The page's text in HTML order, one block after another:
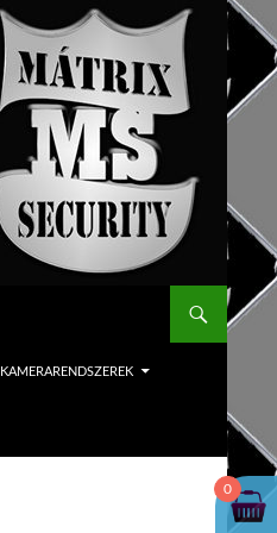
KAMERARENDSZEREK
0